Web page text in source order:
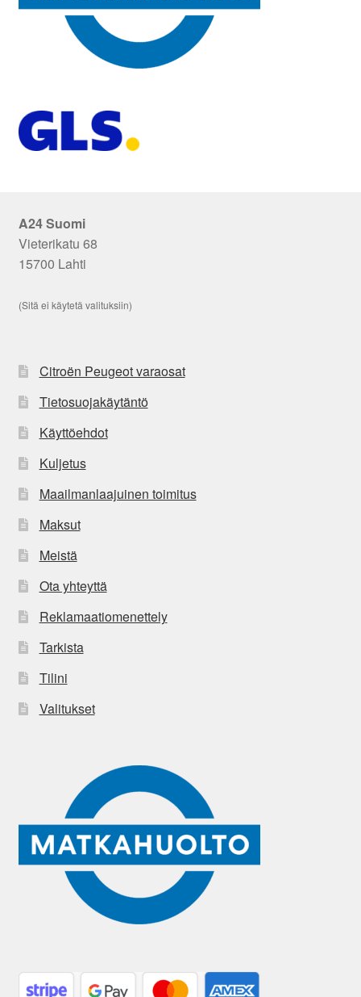
A24 Suomi
Vieterikatu 68
15700 Lahti
(Sitä ei käytetä valituksiin)
Citroën Peugeot varaosat
Tietosuojakäytäntö
Käyttöehdot
Kuljetus
Maailmanlaajuinen toimitus
Maksut
Meistä
Ota yhteyttä
Reklamaatiomenettely
Tarkista
Tilini
Valitukset